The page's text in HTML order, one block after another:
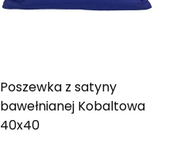
Poszewka z satyny
bawełnianej Kobaltowa
40x40